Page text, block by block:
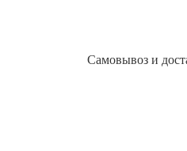
Самовывоз и